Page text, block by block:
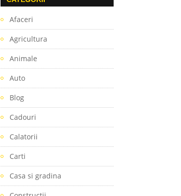
Afaceri
Agricultura
Animale
Auto
Blog
Cadouri
Calatorii
Carti
Casa si gradina